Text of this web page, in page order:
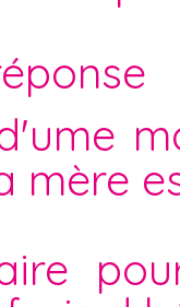
mère